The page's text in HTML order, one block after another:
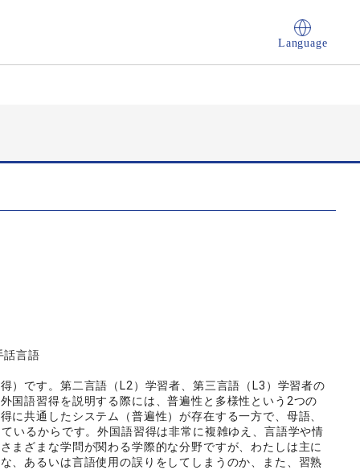
Language
話言語
）です。第二言語（L2）学習者、第三言語（L3）学習者の
国語習得を説明する際には、普遍性と多様性という2つの
に共通したシステム（普遍性）が存在する一方で、母語、
いるからです。外国語習得は非常に複雑ゆえ、言語学や情
まざまな学問が関わる学際的な分野ですが、わたしは主に
、あるいは言語使用の誤りをしてしまうのか、また、習熟